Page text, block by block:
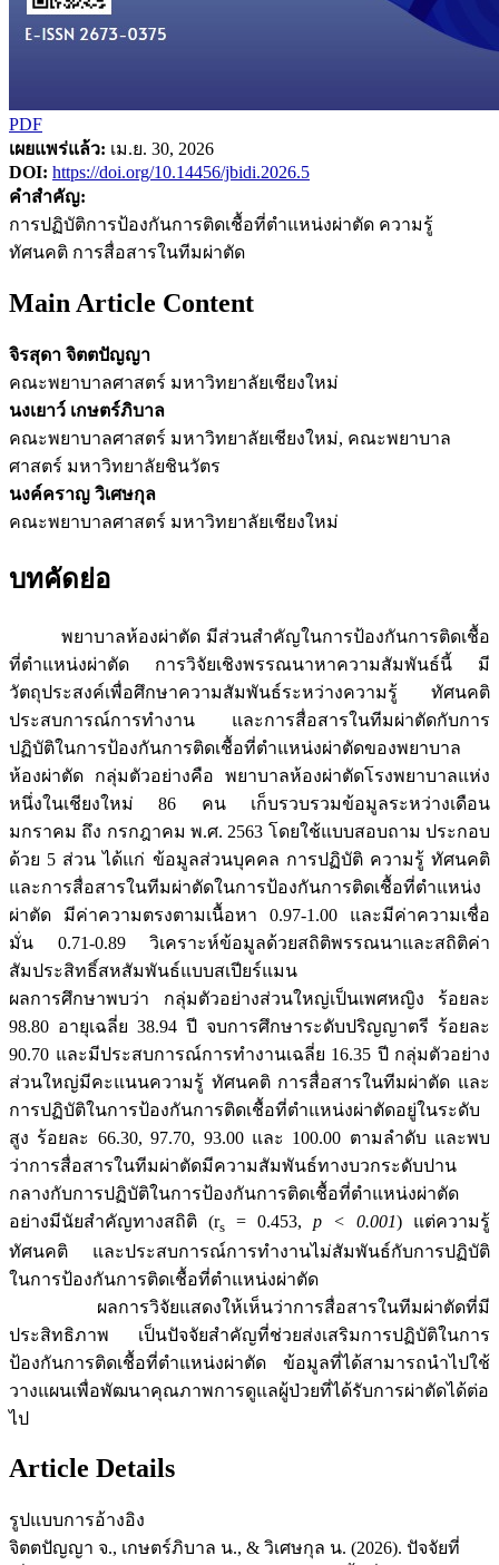
PDF
เผยแพร่แล้ว: เม.ย. 30, 2026
DOI: https://doi.org/10.14456/jbidi.2026.5
คำสำคัญ:
การปฏิบัติการป้องกันการติดเชื้อที่ตำแหน่งผ่าตัด ความรู้
ทัศนคติ การสื่อสารในทีมผ่าตัด
Main Article Content
จิรสุดา จิตตปัญญา
คณะพยาบาลศาสตร์ มหาวิทยาลัยเชียงใหม่
นงเยาว์ เกษตร์ภิบาล
คณะพยาบาลศาสตร์ มหาวิทยาลัยเชียงใหม่, คณะพยาบาล
ศาสตร์ มหาวิทยาลัยชินวัตร
นงค์คราญ วิเศษกุล
คณะพยาบาลศาสตร์ มหาวิทยาลัยเชียงใหม่
บทคัดย่อ
พยาบาลห้องผ่าตัด มีส่วนสำคัญในการป้องกันการติดเชื้อ
ที่ตำแหน่งผ่าตัด การวิจัยเชิงพรรณนาหาความสัมพันธ์นี้ มี
วัตถุประสงค์เพื่อศึกษาความสัมพันธ์ระหว่างความรู้ ทัศนคติ
ประสบการณ์การทำงาน และการสื่อสารในทีมผ่าตัดกับการ
ปฏิบัติในการป้องกันการติดเชื้อที่ตำแหน่งผ่าตัดของพยาบาล
ห้องผ่าตัด กลุ่มตัวอย่างคือ พยาบาลห้องผ่าตัดโรงพยาบาลแห่ง
หนึ่งในเชียงใหม่ 86 คน เก็บรวบรวมข้อมูลระหว่างเดือน
มกราคม ถึง กรกฎาคม พ.ศ. 2563 โดยใช้แบบสอบถาม ประกอบ
ด้วย 5 ส่วน ได้แก่ ข้อมูลส่วนบุคคล การปฏิบัติ ความรู้ ทัศนคติ
และการสื่อสารในทีมผ่าตัดในการป้องกันการติดเชื้อที่ตำแหน่ง
ผ่าตัด มีค่าความตรงตามเนื้อหา 0.97-1.00 และมีค่าความเชื่อ
มั่น 0.71-0.89 วิเคราะห์ข้อมูลด้วยสถิติพรรณนาและสถิติค่า
สัมประสิทธิ์สหสัมพันธ์แบบสเปียร์แมน
ผลการศึกษาพบว่า กลุ่มตัวอย่างส่วนใหญ่เป็นเพศหญิง ร้อยละ
98.80 อายุเฉลี่ย 38.94 ปี จบการศึกษาระดับปริญญาตรี ร้อยละ
90.70 และมีประสบการณ์การทำงานเฉลี่ย 16.35 ปี กลุ่มตัวอย่าง
ส่วนใหญ่มีคะแนนความรู้ ทัศนคติ การสื่อสารในทีมผ่าตัด และ
การปฏิบัติในการป้องกันการติดเชื้อที่ตำแหน่งผ่าตัดอยู่ในระดับ
สูง ร้อยละ 66.30, 97.70, 93.00 และ 100.00 ตามลำดับ และพบ
ว่าการสื่อสารในทีมผ่าตัดมีความสัมพันธ์ทางบวกระดับปาน
กลางกับการปฏิบัติในการป้องกันการติดเชื้อที่ตำแหน่งผ่าตัด
อย่างมีนัยสำคัญทางสถิติ (rs = 0.453, p < 0.001) แต่ความรู้
ทัศนคติ และประสบการณ์การทำงานไม่สัมพันธ์กับการปฏิบัติ
ในการป้องกันการติดเชื้อที่ตำแหน่งผ่าตัด
ผลการวิจัยแสดงให้เห็นว่าการสื่อสารในทีมผ่าตัดที่มี
ประสิทธิภาพ เป็นปัจจัยสำคัญที่ช่วยส่งเสริมการปฏิบัติในการ
ป้องกันการติดเชื้อที่ตำแหน่งผ่าตัด ข้อมูลที่ได้สามารถนำไปใช้
วางแผนเพื่อพัฒนาคุณภาพการดูแลผู้ป่วยที่ได้รับการผ่าตัดได้ต่อ
ไป
Article Details
รูปแบบการอ้างอิง
จิตตปัญญา จ., เกษตร์ภิบาล น., & วิเศษกุล น. (2026). ปัจจัยที่